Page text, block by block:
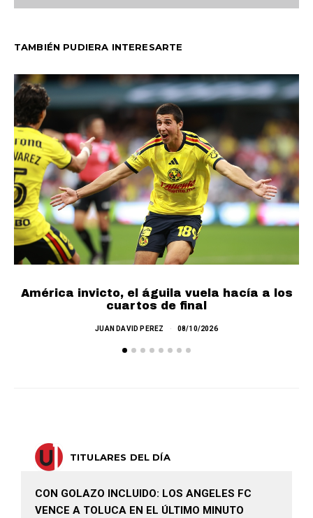
TAMBIÉN PUDIERA INTERESARTE
América invicto, el águila vuela hacía a los
cuartos de final
JUAN DAVID PEREZ 08/10/2026
TITULARES DEL DÍA
CON GOLAZO INCLUIDO: LOS ANGELES FC
VENCE A TOLUCA EN EL ÚLTIMO MINUTO